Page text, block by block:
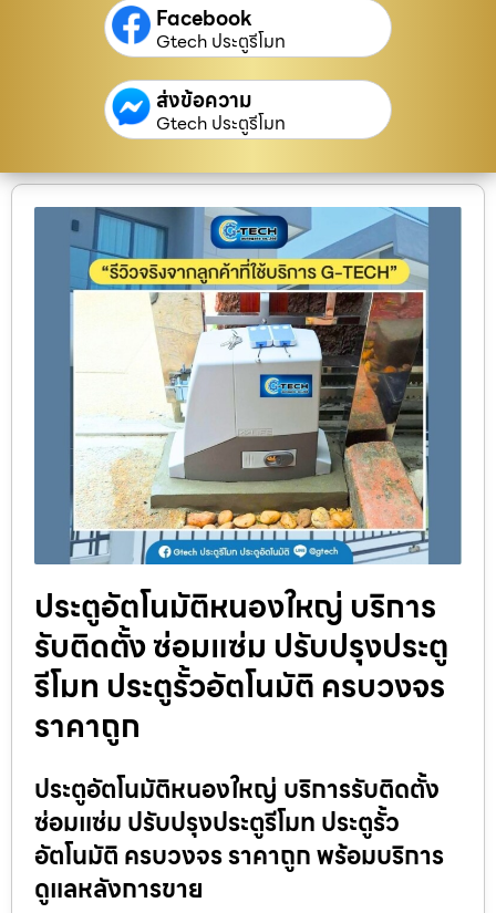
Facebook
Gtech ประตูรีโมท
ส่งข้อความ
Gtech ประตูรีโมท
ประตูอัตโนมัติหนองใหญ่ บริการ
รับติดตั้ง ซ่อมแซ่ม ปรับปรุงประตู
รีโมท ประตูรั้วอัตโนมัติ ครบวงจร
ราคาถูก
ประตูอัตโนมัติหนองใหญ่ บริการรับติดตั้ง
ซ่อมแซ่ม ปรับปรุงประตูรีโมท ประตูรั้ว
อัตโนมัติ ครบวงจร ราคาถูก พร้อมบริการ
ดูแลหลังการขาย